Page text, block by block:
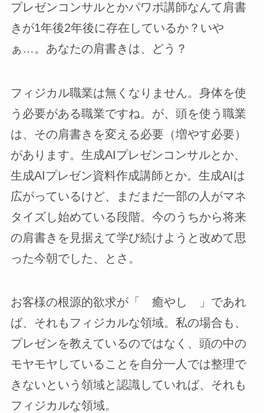
プレゼンコンサルとかパワポ講師なんて肩書
きが1年後2年後に存在しているか？いや
ぁ…。あなたの肩書きは、どう？
フィジカル職業は無くなりません。身体を使
う必要がある職業ですね。が、頭を使う職業
は、その肩書きを変える必要（増やす必要）
があります。生成AIプレゼンコンサルとか、
生成AIプレゼン資料作成講師とか。生成AIは
広がっているけど、まだまだ一部の人がマネ
タイズし始めている段階。今のうちから将来
の肩書きを見据えて学び続けようと改めて思
った今朝でした、とさ。
お客様の根源的欲求が「 癒やし 」であれ
ば、それもフィジカルな領域。私の場合も、
プレゼンを教えているのではなく、頭の中の
モヤモヤしていることを自分一人では整理で
きないという領域と認識していれば、それも
フィジカルな領域。